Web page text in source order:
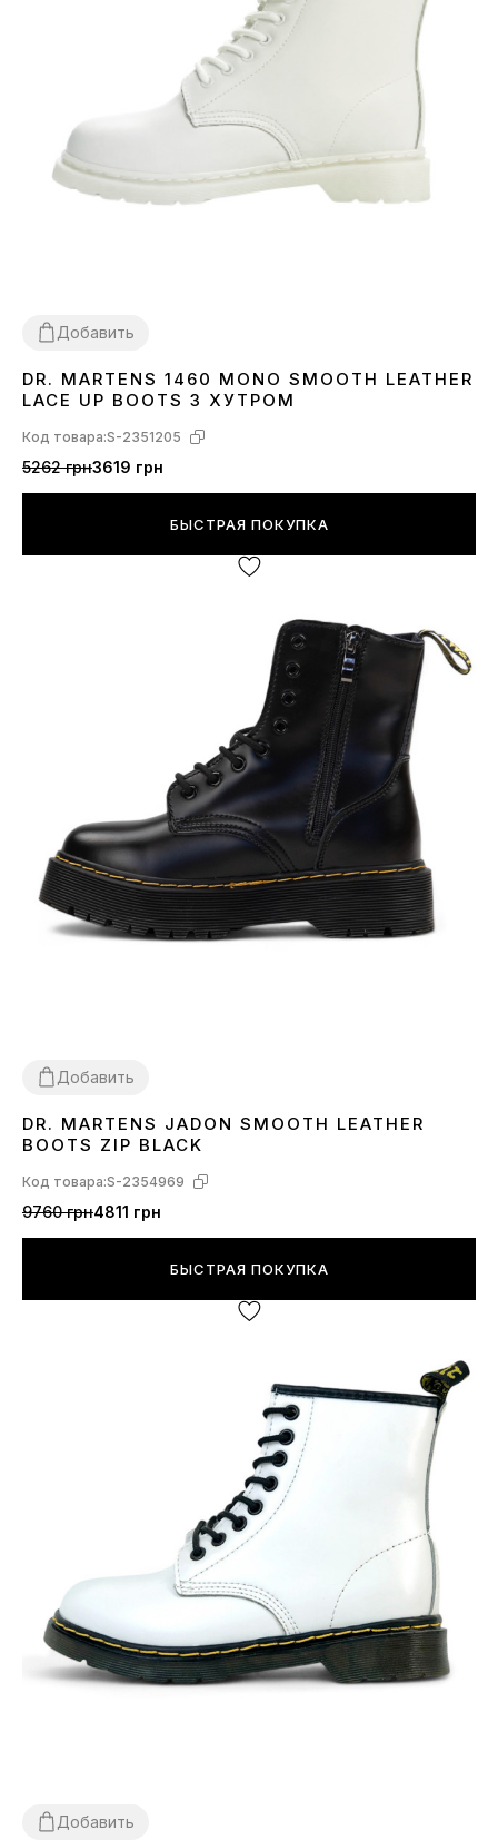
Добавить
36 394041
DR. MARTENS 1460 MONO SMOOTH LEATHER
LACE UP BOOTS З ХУТРОМ
Код товара:S-2351205
5262 грн3619 грн
БЫСТРАЯ ПОКУПКА
Добавить
37 38404142
DR. MARTENS JADON SMOOTH LEATHER
BOOTS ZIP BLACK
Код товара:S-2354969
9760 грн4811 грн
БЫСТРАЯ ПОКУПКА
Добавить